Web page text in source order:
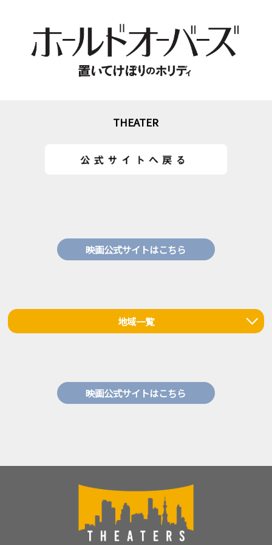
THEATER
映画公式サイトはこちら
地域一覧
映画公式サイトはこちら